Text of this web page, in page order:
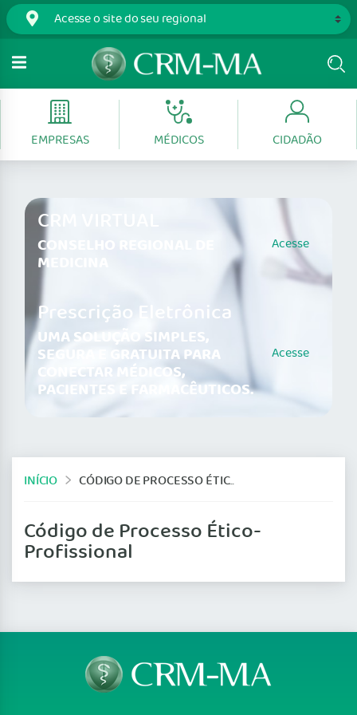
EMPRESAS MÉDICOS CIDADÃO
CRM VIRTUAL
CONSELHO REGIONAL DE
MEDICINA
Acesse
Prescrição Eletrônica
UMA SOLUÇÃO SIMPLES,
SEGURA E GRATUITA PARA
CONECTAR MÉDICOS,
PACIENTES E FARMACÊUTICOS.
Acesse
INÍCIO CÓDIGO DE PROCESSO ÉTICO-PROFISSIONAL
Código de Processo Ético-
Profissional